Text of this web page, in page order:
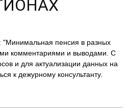
"Минимальная пенсия в разных
комментариями и выводами. С
и для актуализации данных на
к дежурному консультанту.